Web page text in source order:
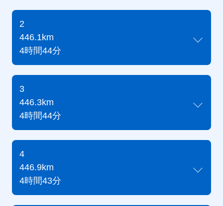
2
446.1km
4時間44分
3
446.3km
4時間44分
4
446.9km
4時間43分